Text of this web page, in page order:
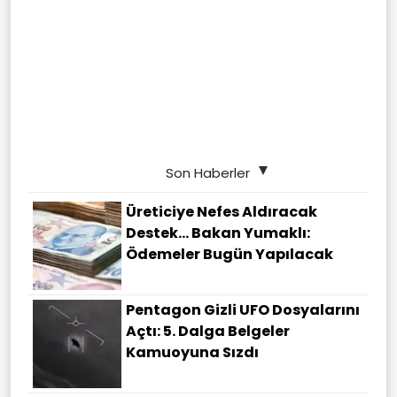
Son Haberler
Üreticiye Nefes Aldıracak
Destek... Bakan Yumaklı:
Ödemeler Bugün Yapılacak
Pentagon Gizli UFO Dosyalarını
Açtı: 5. Dalga Belgeler
Kamuoyuna Sızdı